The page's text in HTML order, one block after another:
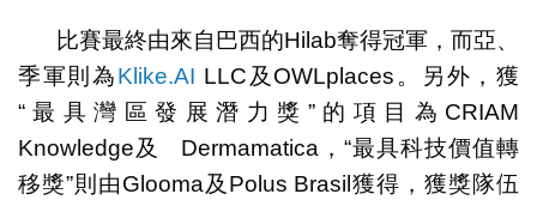
比賽最終由來自巴西的Hilab奪得冠軍，而亞、
季軍則為Klike.AI LLC及OWLplaces。另外，獲
“最具灣區發展潛力獎”的項目為CRIAM
Knowledge及 Dermamatica，“最具科技價值轉
移獎”則由Glooma及Polus Brasil獲得，獲獎隊伍